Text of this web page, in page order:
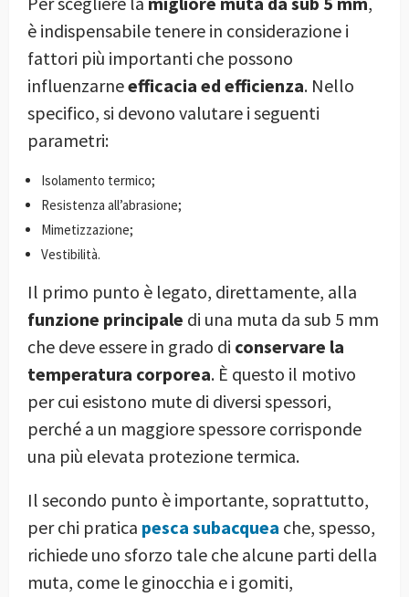
è indispensabile tenere in considerazione i
fattori più importanti che possono
influenzarneefficacia ed efficienza. Nello
specifico, si devono valutare i seguenti
parametri:
Isolamento termico;
Resistenza all’abrasione;
Mimetizzazione;
Vestibilità.
Il primo punto è legato, direttamente, alla
funzione principale di una muta da sub 5 mm
che deve essere in grado di conservare la
temperatura corporea. È questo il motivo
per cui esistono mute di diversi spessori,
perché a un maggiore spessore corrisponde
una più elevata protezione termica.
Il secondo punto è importante, soprattutto,
per chi pratica pesca subacquea che, spesso,
richiede uno sforzo tale che alcune parti della
muta, come le ginocchia e i gomiti,